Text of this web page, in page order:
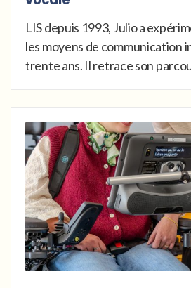
LIS depuis 1993, Julio a
les moyens de communication
trente ans. Il retrace son